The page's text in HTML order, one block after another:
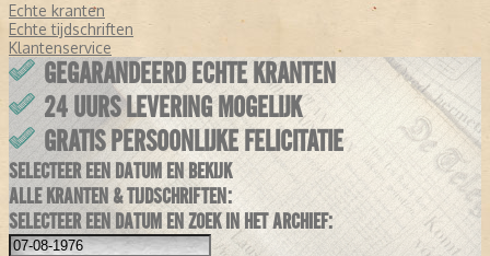
Echte kranten
Echte tijdschriften
Klantenservice
GEGARANDEERD ECHTE KRANTEN
24 UURS LEVERING MOGELIJK
GRATIS PERSOONLIJKE FELICITATIE
SELECTEER EEN DATUM EN BEKIJK
ALLE KRANTEN & TIJDSCHRIFTEN:
SELECTEER EEN DATUM EN ZOEK IN HET ARCHIEF: